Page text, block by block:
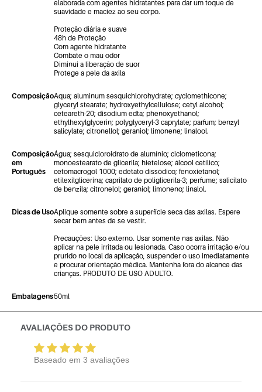
elaborada com agentes hidratantes para dar um toque de
suavidade e maciez ao seu corpo.
Proteção diária e suave
48h de Proteção
Com agente hidratante
Combate o mau odor
Diminui a liberação de suor
Protege a pele da axila
ComposiçãoAqua; aluminum sesquichlorohydrate; cyclomethicone;
glyceryl stearate; hydroxyethylcellulose; cetyl alcohol;
ceteareth-20; disodium edta; phenoxyethanol;
ethylhexylglycerin; polyglyceryl-3 caprylate; parfum; benzyl
salicylate; citronellol; geraniol; limonene; linalool.
Composição
em
Português
Água; sesquicloroidrato de alumínio; ciclometicona;
monoestearato de glicerila; hietelose; álcool cetílico;
cetomacrogol 1000; edetato dissódico; fenoxietanol;
etilexilglicerina; caprilato de poliglicerila-3; perfume; salicilato
de benzila; citronelol; geraniol; limoneno; linalol.
Dicas de UsoAplique somente sobre a superfície seca das axilas. Espere
secar bem antes de se vestir.
Precauções: Uso externo. Usar somente nas axilas. Não
aplicar na pele irritada ou lesionada. Caso ocorra irritação e/ou
prurido no local da aplicação, suspender o uso imediatamente
e procurar orientação médica. Mantenha fora do alcance das
crianças. PRODUTO DE USO ADULTO.
Embalagens50ml
AVALIAÇÕES DO PRODUTO
Baseado em 3 avaliações